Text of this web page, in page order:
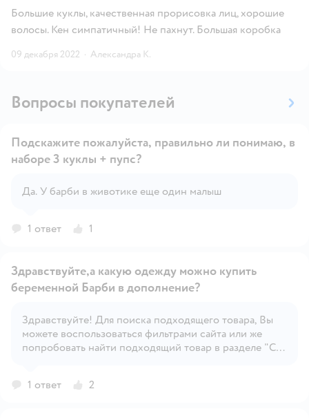
Большие куклы, качественная прорисовка лиц, хорошие
волосы. Кен симпатичный! Не пахнут. Большая коробка
09 декабря 2022 · Александра К.
Вопросы покупателей
Открыть вопрос
Подскажите пожалуйста, правильно ли понимаю, в
наборе 3 куклы + пупс?
Да. У барби в животике еще один малыш
1 ответ 1
Открыть вопрос
Здравствуйте,а какую одежду можно купить
беременной Барби в дополнение?
Здравствуйте! Для поиска подходящего товара, Вы
можете воспользоваться фильтрами сайта или же
попробовать найти подходящий товар в разделе "С
1 ответ
2